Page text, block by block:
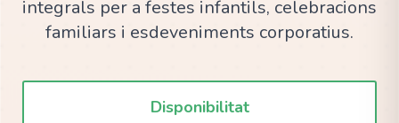
integrals per a festes infantils, celebracions
familiars i esdeveniments corporatius.
Disponibilitat